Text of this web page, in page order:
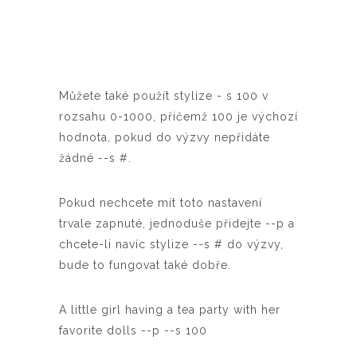
Můžete také použít stylize - s 100 v
rozsahu 0-1000, přičemž 100 je výchozí
hodnota, pokud do výzvy nepřidáte
žádné --s #.
Pokud nechcete mít toto nastavení
trvale zapnuté, jednoduše přidejte --p a
chcete-li navíc stylize --s # do výzvy,
bude to fungovat také dobře.
A little girl having a tea party with her
favorite dolls --p --s 100